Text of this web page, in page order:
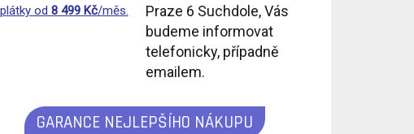
od 8 499Kč/měs.
Praze 6 Suchdole, Vás
budeme informovat
telefonicky, případně
emailem.
GARANCE NEJLEPŠÍHO NÁKUPU